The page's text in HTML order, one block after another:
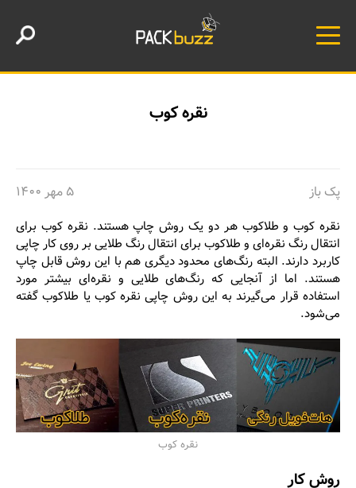
نقره کوب
۵ مهر ۱۴۰۰ پک باز
نقره کوب و طلاکوب هر دو یک روش چاپ هستند. نقره کوب برای
انتقال رنگ نقره‌ای و طلاکوب برای انتقال رنگ طلایی بر روی کار چاپی
کاربرد دارند. البته رنگ‌های محدود دیگری هم با این روش قابل چاپ
هستند. اما از آنجایی که رنگ‌های طلایی و نقره‌ای بیشتر مورد
استفاده قرار می‌گیرند به این روش چاپی نقره کوب یا طلاکوب گفته
می‌شود.
نقره کوب
روش کار